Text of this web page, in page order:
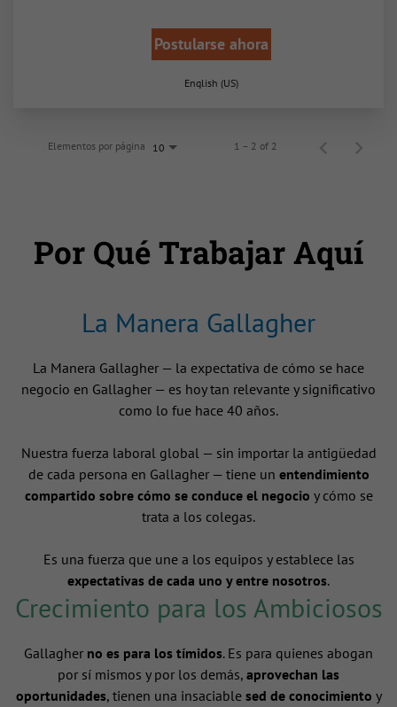
Postularse ahora
English (US)
Elementos por página 10 1 – 2 of 2
Por Qué Trabajar Aquí
La Manera Gallagher
La Manera Gallagher — la expectativa de cómo se hace
negocio en Gallagher — es hoy tan relevante y significativo
como lo fue hace 40 años.
Nuestra fuerza laboral global — sin importar la antigüedad
de cada persona en Gallagher — tiene un entendimiento
compartido sobre cómo se conduce el negocio y cómo se
trata a los colegas.
Es una fuerza que une a los equipos y establece las
expectativas de cada uno y entre nosotros.
Crecimiento para los Ambiciosos
Gallagher no es para los tímidos. Es para quienes abogan
por sí mismos y por los demás, aprovechan las
oportunidades, tienen una insaciable sed de conocimiento y